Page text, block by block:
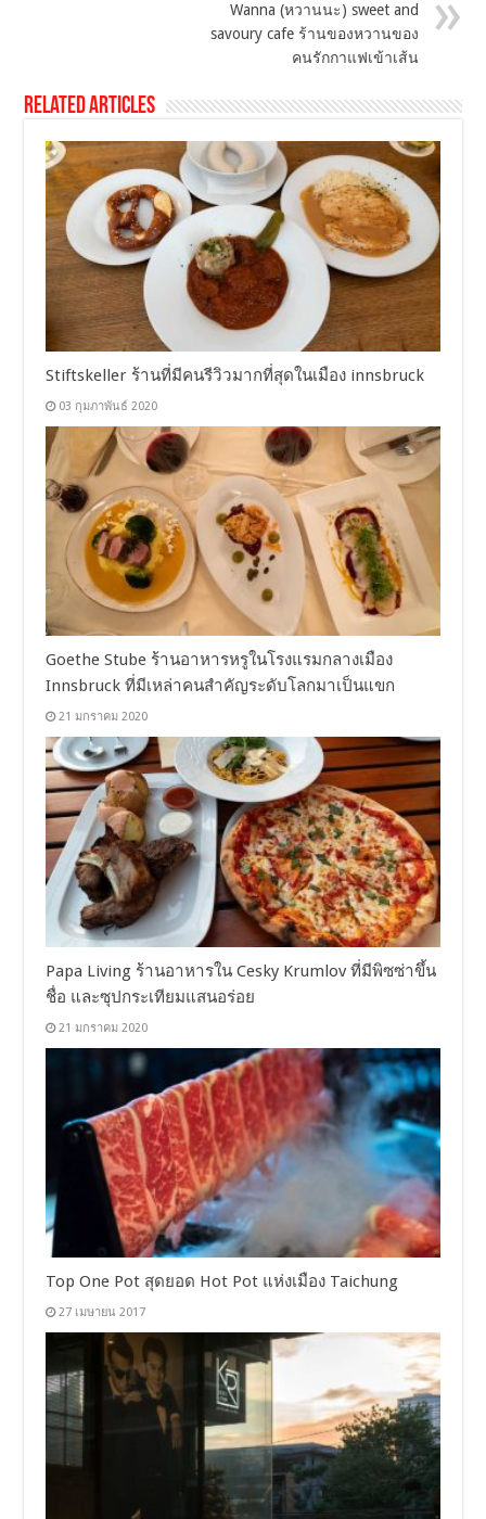
Wanna (หวานนะ) sweet and
savoury cafe ร้านของหวานของ
คนรักกาแฟเข้าเส้น
Related Articles
Stiftskeller ร้านที่มีคนรีวิวมากที่สุดในเมือง innsbruck
03 กุมภาพันธ์ 2020
Goethe Stube ร้านอาหารหรูในโรงแรมกลางเมือง
Innsbruck ที่มีเหล่าคนสำคัญระดับโลกมาเป็นแขก
21 มกราคม 2020
Papa Living ร้านอาหารใน Cesky Krumlov ที่มีพิซซ่าขึ้น
ชื่อ และซุปกระเทียมแสนอร่อย
21 มกราคม 2020
Top One Pot สุดยอด Hot Pot แห่งเมือง Taichung
27 เมษายน 2017